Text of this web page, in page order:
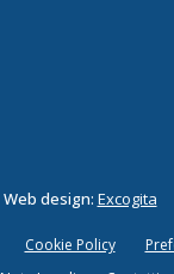
Web design: Excogita
Cookie Policy